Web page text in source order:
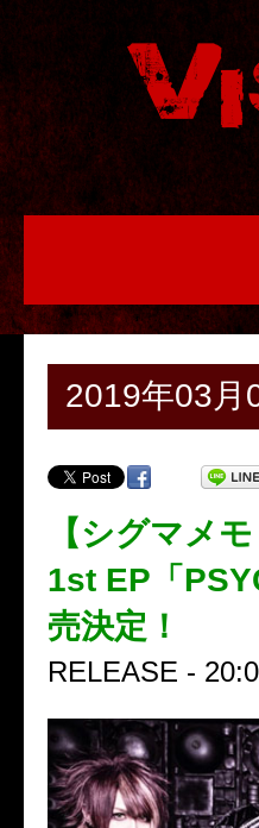
2019年03月
【シグマメ
1st EP「
売決定！
RELEASE -